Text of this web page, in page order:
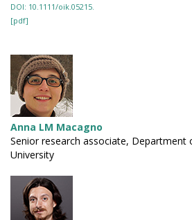
DOI: 10.1111/oik.05215.
[pdf]
Anna LM Macagno
Senior research associate, Department
University